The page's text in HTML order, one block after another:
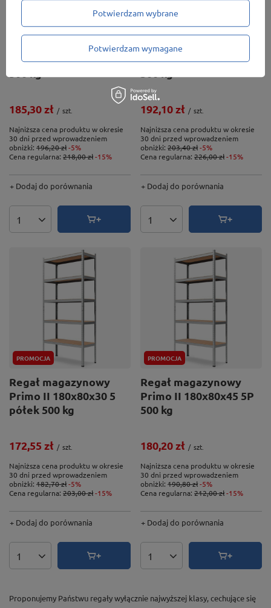
PROMOCJA
Regał magazynowy
Primo II 180x90x45 5P
185,30 zł / szt.
Najniższa cena produktu w okresie
30 dni przed wprowadzeniem
obniżki: 196,20 zł-5%
Cena regularna: 218,00 zł-15%
+ Dodaj do porównania
Ilość produktów
Regał magazynowy
Primo II 180x100x45 5P
192,10 zł / szt.
Najniższa cena produktu w okresie
30 dni przed wprowadzeniem
obniżki: 203,40 zł-5%
Cena regularna: 226,00 zł-15%
+ Dodaj do porównania
Ilość produktów
PROMOCJA
Regał magazynowy
Primo II 180x80x30 5
półek 500 kg
172,55 zł / szt.
Najniższa cena produktu w okresie
30 dni przed wprowadzeniem
obniżki: 182,70 zł-5%
Cena regularna: 203,00 zł-15%
+ Dodaj do porównania
Ilość produktów
PROMOCJA
Regał magazynowy
Primo II 180x80x45 5P
500 kg
180,20 zł / szt.
Najniższa cena produktu w okresie
30 dni przed wprowadzeniem
obniżki: 190,80 zł-5%
Cena regularna: 212,00 zł-15%
+ Dodaj do porównania
Ilość produktów
Proponujemy Państwu regały wyłącznie najwyższej klasy, cechujące się
Potwierdzam wybrane
Potwierdzam wymagane